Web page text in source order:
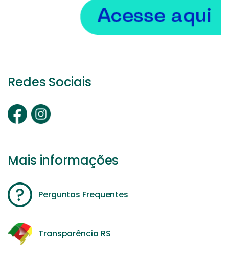
Redes Sociais
Mais informações
Perguntas Frequentes
Transparência RS